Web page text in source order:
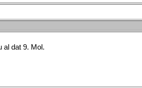
al dat 9. Mol.